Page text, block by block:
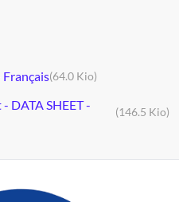
(64.0 Kio)
DATA SHEET -
(146.5 Kio)